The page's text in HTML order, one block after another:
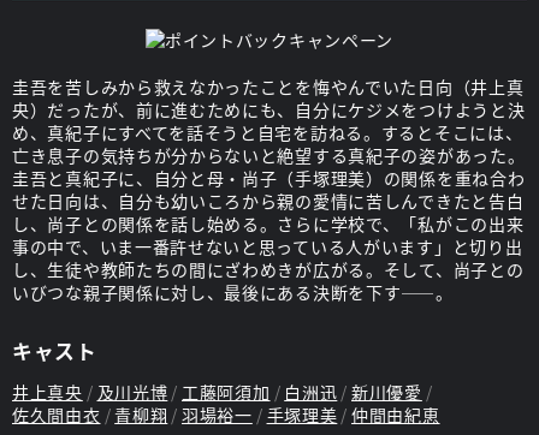
圭吾を苦しみから救えなかったことを悔やんでいた日向（井上真
央）だったが、前に進むためにも、自分にケジメをつけようと決
め、真紀子にすべてを話そうと自宅を訪ねる。するとそこには、
亡き息子の気持ちが分からないと絶望する真紀子の姿があった。
圭吾と真紀子に、自分と母・尚子（手塚理美）の関係を重ね合わ
せた日向は、自分も幼いころから親の愛情に苦しんできたと告白
し、尚子との関係を話し始める。さらに学校で、「私がこの出来
事の中で、いま一番許せないと思っている人がいます」と切り出
し、生徒や教師たちの間にざわめきが広がる。そして、尚子との
いびつな親子関係に対し、最後にある決断を下す――。
キャスト
井上真央 及川光博 工藤阿須加 白洲迅
新川優愛
佐久間由衣
青柳翔 羽場裕一 手塚理美 仲間由紀恵